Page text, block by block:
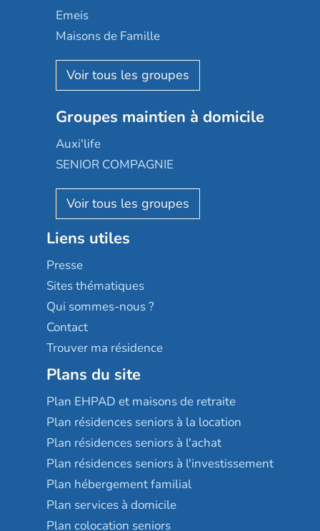
Domusvi
Happy Senior
Aquarelia
Nexity edenea
Les jardins d'Arcadie
Occitalia
Appartseniors
Reseda
Stella management
Les villages d'or
Sérénys
Résidences services Villa Médicis
Emeis
Maisons de Famille
Korian
Emera
Groupe SOS
Le Noble Âge
Almage
Résidalya
Groupe aplus
Groupes maintien à domicile
Auxi'life
SENIOR COMPAGNIE
AGE D'OR Services
Liens utiles
Presse
Sites thématiques
Qui sommes-nous ?
Contact
Trouver ma résidence
Plans du site
Plan EHPAD et maisons de retraite
Plan résidences seniors à la location
Plan résidences seniors à l'achat
Plan résidences seniors à l'investissement
Plan hébergement familial
Plan services à domicile
Plan colocation seniors